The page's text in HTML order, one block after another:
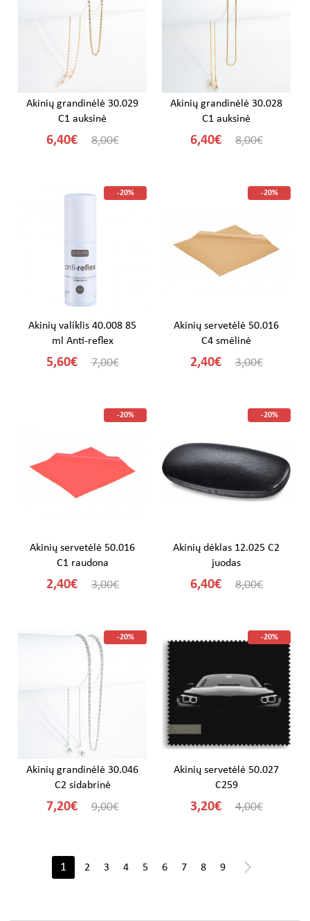
Akinių grandinėlė 30.029
C1 auksinė
6,40€ 8,00€
Akinių grandinėlė 30.028
C1 auksinė
6,40€ 8,00€
-20%
Akinių valiklis 40.008 85
ml Anti-reflex
5,60€ 7,00€
-20%
Akinių servetėlė 50.016
C4 smėlinė
2,40€ 3,00€
-20%
Akinių servetėlė 50.016
C1 raudona
2,40€ 3,00€
-20%
Akinių dėklas 12.025 C2
juodas
6,40€ 8,00€
-20%
Akinių grandinėlė 30.046
C2 sidabrinė
7,20€ 9,00€
-20%
Akinių servetėlė 50.027
C259
3,20€ 4,00€
1 2 3 4 5 6 7 8 9 >